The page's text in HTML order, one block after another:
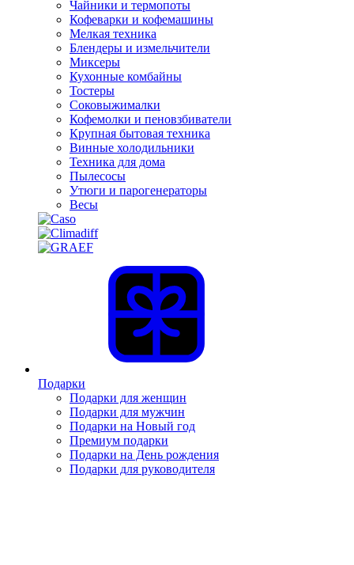
Чайники и термопоты
Кофеварки и кофемашины
Мелкая техника
Блендеры и измельчители
Миксеры
Кухонные комбайны
Тостеры
Соковыжималки
Кофемолки и пеновзбиватели
Крупная бытовая техника
Винные холодильники
Техника для дома
Пылесосы
Утюги и парогенераторы
Весы
Подарки
Подарки для женщин
Подарки для мужчин
Подарки на Новый год
Премиум подарки
Подарки на День рождения
Подарки для руководителя